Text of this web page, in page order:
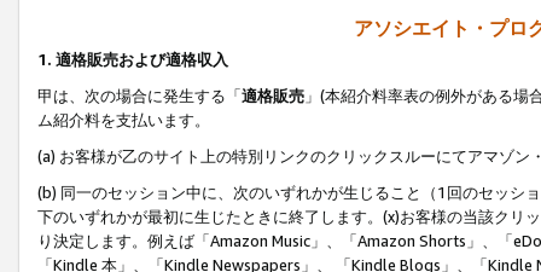
アソシエイト・プロ
1. 適格販売および適格収入
甲は、次の場合に発生する「適格販売 」(本紹介料率表の例外がある
ム紹介料を支払います。
(a) お客様が乙のサイト上の特別リンクのクリックスルーにてアマゾン
(b) 同一のセッション中に、次のいずれかが生じること（1回のセッシ
下のいずれかが最初に生じたときに終了します。(x)お客様の当該ク
り決定します。例えば「Amazon Music」、「Amazon Shorts」、「
「Kindle 本」、「Kindle Newspapers」、 「Kindle Blogs」、「